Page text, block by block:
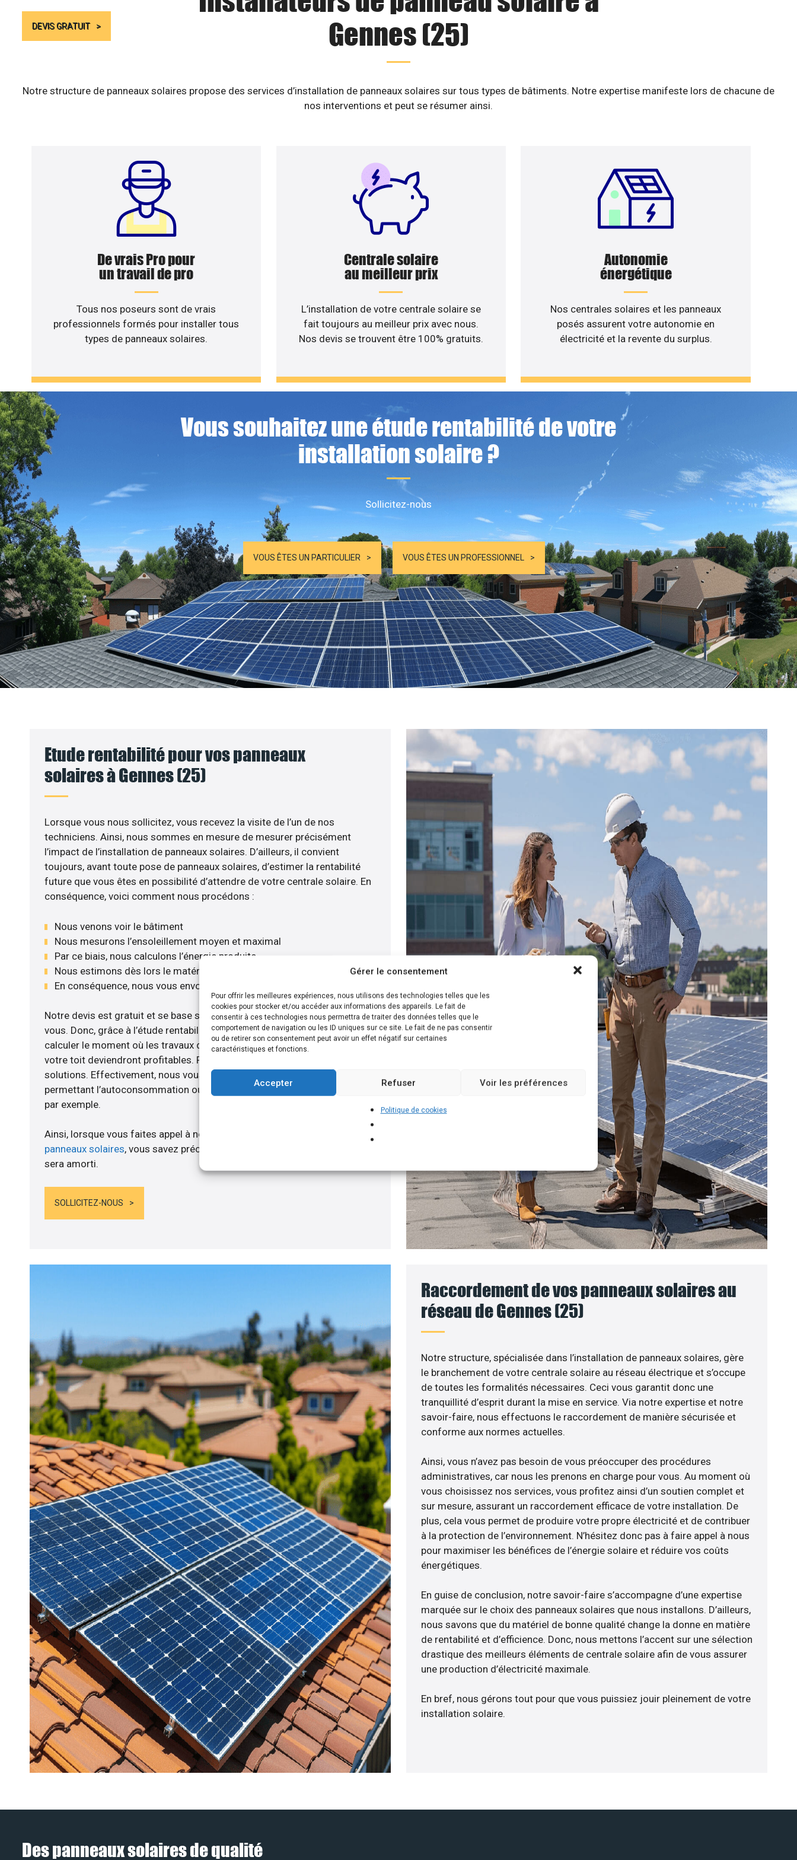
Gérer le consentement
Pour offrir les meilleures expériences, nous utilisons des technologies telles que les
cookies pour stocker et/ou accéder aux informations des appareils. Le fait de
consentir à ces technologies nous permettra de traiter des données telles que le
comportement de navigation ou les ID uniques sur ce site. Le fait de ne pas consentir
ou de retirer son consentement peut avoir un effet négatif sur certaines
caractéristiques et fonctions.
Accepter Refuser Voir les préférences
Politique de cookies
DEVIS GRATUIT
Gennes (25)
Notre structure de panneaux solaires propose des services d’installation de panneaux solaires sur tous types de bâtiments. Notre expertise manifeste lors de chacune de
nos interventions et peut se résumer ainsi.
De vrais Pro pour
un travail de pro
Tous nos poseurs sont de vrais
professionnels formés pour installer tous
types de panneaux solaires.
Centrale solaire
au meilleur prix
L’installation de votre centrale solaire se
fait toujours au meilleur prix avec nous.
Nos devis se trouvent être 100% gratuits.
Autonomie
énergétique
Nos centrales solaires et les panneaux
posés assurent votre autonomie en
électricité et la revente du surplus.
Vous souhaitez une étude rentabilité de votre
installation solaire ?
Sollicitez-nous
VOUS ÊTES UN PARTICULIER VOUS ÊTES UN PROFESSIONNEL
Etude rentabilité pour vos panneaux
solaires à Gennes (25)
Lorsque vous nous sollicitez, vous recevez la visite de l’un de nos
techniciens. Ainsi, nous sommes en mesure de mesurer précisément
l’impact de l’installation de panneaux solaires. D’ailleurs, il convient
toujours, avant toute pose de panneaux solaires, d’estimer la rentabilité
future que vous êtes en possibilité d’attendre de votre centrale solaire. En
conséquence, voici comment nous procédons :
Nous venons voir le bâtiment
Nous mesurons l’ensoleillement moyen et maximal
Par ce biais, nous calculons l’énergie produite
Nous estimons dès lors le matériel le plus adéquat
En conséquence, nous vous envoyons notre devis gratuitement
Notre devis est gratuit et se base sur la configuration la plus efficace pour
vous. Donc, grâce à l’étude rentabilité menée, nous sommes capables de
calculer le moment où les travaux d’installation de panneaux solaire sur
votre toit deviendront profitables. Pour cela, nous disposons de plusieurs
solutions. Effectivement, nous vous proposons un branchement
permettant l’autoconsommation ou l’alimentation de batteries solaires,
par exemple.
Ainsi, lorsque vous faites appel à notre entreprise pour installer vos
panneaux solaires, vous savez précisément lorsque le coût des travaux
sera amorti.
SOLLICITEZ-NOUS
Raccordement de vos panneaux solaires au
réseau de Gennes (25)
Notre structure, spécialisée dans l’installation de panneaux solaires, gère
le branchement de votre centrale solaire au réseau électrique et s’occupe
de toutes les formalités nécessaires. Ceci vous garantit donc une
tranquillité d’esprit durant la mise en service. Via notre expertise et notre
savoir-faire, nous effectuons le raccordement de manière sécurisée et
conforme aux normes actuelles.
Ainsi, vous n’avez pas besoin de vous préoccuper des procédures
administratives, car nous les prenons en charge pour vous. Au moment où
vous choisissez nos services, vous profitez ainsi d’un soutien complet et
sur mesure, assurant un raccordement efficace de votre installation. De
plus, cela vous permet de produire votre propre électricité et de contribuer
à la protection de l’environnement. N’hésitez donc pas à faire appel à nous
pour maximiser les bénéfices de l’énergie solaire et réduire vos coûts
énergétiques.
En guise de conclusion, notre savoir-faire s’accompagne d’une expertise
marquée sur le choix des panneaux solaires que nous installons. D’ailleurs,
nous savons que du matériel de bonne qualité change la donne en matière
de rentabilité et d’efficience. Donc, nous mettons l’accent sur une sélection
drastique des meilleurs éléments de centrale solaire afin de vous assurer
une production d’électricité maximale.
En bref, nous gérons tout pour que vous puissiez jouir pleinement de votre
installation solaire.
Des panneaux solaires de qualité